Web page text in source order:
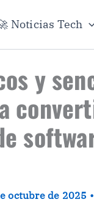
Noticias Tech
y
octubre de 2025